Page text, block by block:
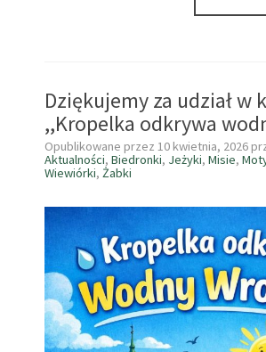
Dziękujemy za udział w
,,Kropelka odkrywa
Opublikowane przez 10 kwietnia, 2026
Aktualności, Biedronki, Jeżyki, Misie,
Wiewiórki, Żabki